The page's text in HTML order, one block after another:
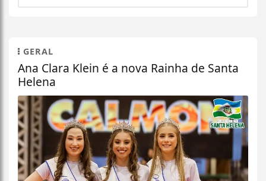
GERAL
Ana Clara Klein é a nova Rainha de Santa
Helena